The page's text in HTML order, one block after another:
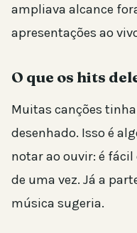
ampliava alcance
apresentações ao
O que os hits
Muitas canções
desenhado. Isso é
notar ao ouvir: é
de uma vez. Já a
música sugeria.